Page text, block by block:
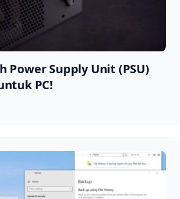
Power Supply Unit (PSU)
PC!